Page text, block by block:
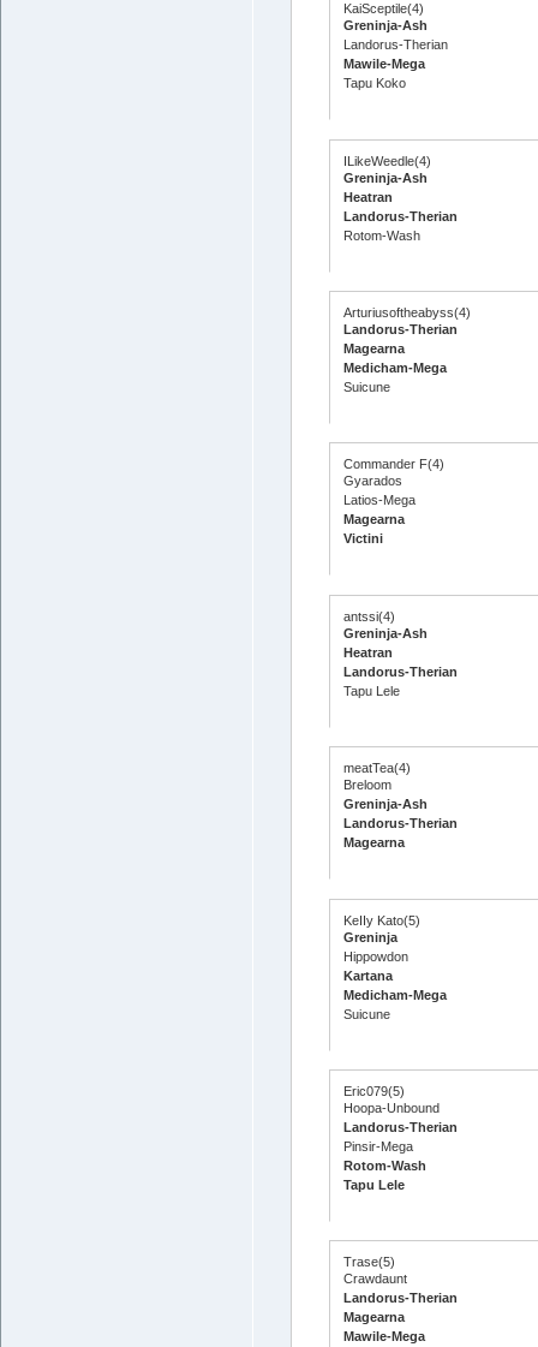
KaiSceptile(4)
Greninja-Ash
Landorus-Therian
Mawile-Mega
Tapu Koko
ILikeWeedle(4)
Greninja-Ash
Heatran
Landorus-Therian
Rotom-Wash
Arturiusoftheabyss(4)
Landorus-Therian
Magearna
Medicham-Mega
Suicune
Commander F(4)
Gyarados
Latios-Mega
Magearna
Victini
antssi(4)
Greninja-Ash
Heatran
Landorus-Therian
Tapu Lele
meatTea(4)
Breloom
Greninja-Ash
Landorus-Therian
Magearna
KeIIy Kato(5)
Greninja
Hippowdon
Kartana
Medicham-Mega
Suicune
Eric079(5)
Hoopa-Unbound
Landorus-Therian
Pinsir-Mega
Rotom-Wash
Tapu Lele
Trase(5)
Crawdaunt
Landorus-Therian
Magearna
Mawile-Mega